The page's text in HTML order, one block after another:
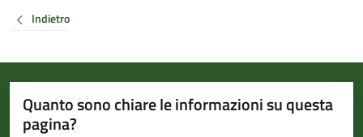
Indietro
Quanto sono chiare le informazioni su questa
pagina?